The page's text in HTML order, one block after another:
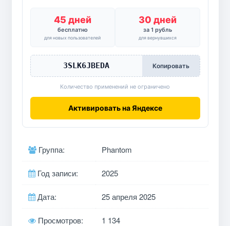
45 дней
бесплатно
для новых пользователей
30 дней
за 1 рубль
для вернувшихся
3SLK6JBEDA Копировать
Количество применений не ограничено
Активировать на Яндексе
Группа: Phantom
Год записи: 2025
Дата: 25 апреля 2025
Просмотров: 1 134